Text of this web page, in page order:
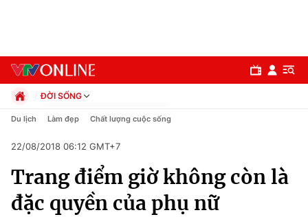
Chuyên mục
Chính trị
ĐỜI SỐNG
Chính trị
Pháp luật
Kinh tế
Thể thao
Truyền hình
Du lịch Làm đẹp Chất lượng cuộc sống
22/08/2018 06:12 GMT+7
Trang điểm giờ không còn là
đặc quyền của phụ nữ